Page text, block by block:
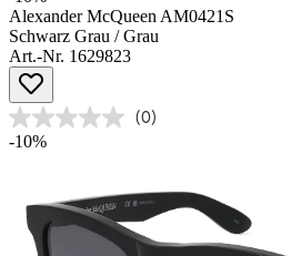
Alexander McQueen AM0421S
Schwarz Grau / Grau
Art.-Nr. 1629823
(0)
-10%